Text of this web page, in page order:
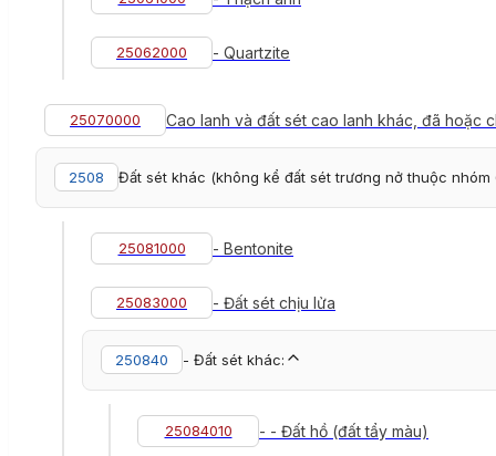
25062000 - Quartzite
25070000 Cao lanh và đất sét cao lanh khác, đã hoặc
2508 Đất sét khác (không kể đất sét trương nở thuộc
25081000 - Bentonite
25083000 - Đất sét chịu lửa
250840 - Đất sét khác:
25084010 - - Đất hồ (đất tẩy màu)